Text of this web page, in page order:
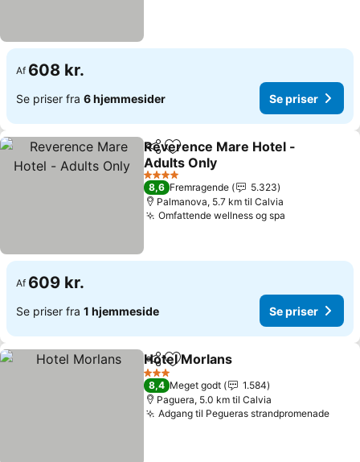
Af 608 kr.
Se priser fra 6 hjemmesider Se priser
Del Føj til favoritter
Reverence Mare Hotel -
Adults Only
Se priser
4 Stjerner
8,6 Fremragende
5.323
Palmanova, 5.7 km til Calvia
Omfattende wellness og spa
Af 609 kr.
Se priser fra 1 hjemmeside Se priser
Del Føj til favoritter
Hotel Morlans
3 Stjerner
8,4 Meget godt
1.584
Paguera, 5.0 km til Calvia
Adgang til Pegueras strandpromenadeSe